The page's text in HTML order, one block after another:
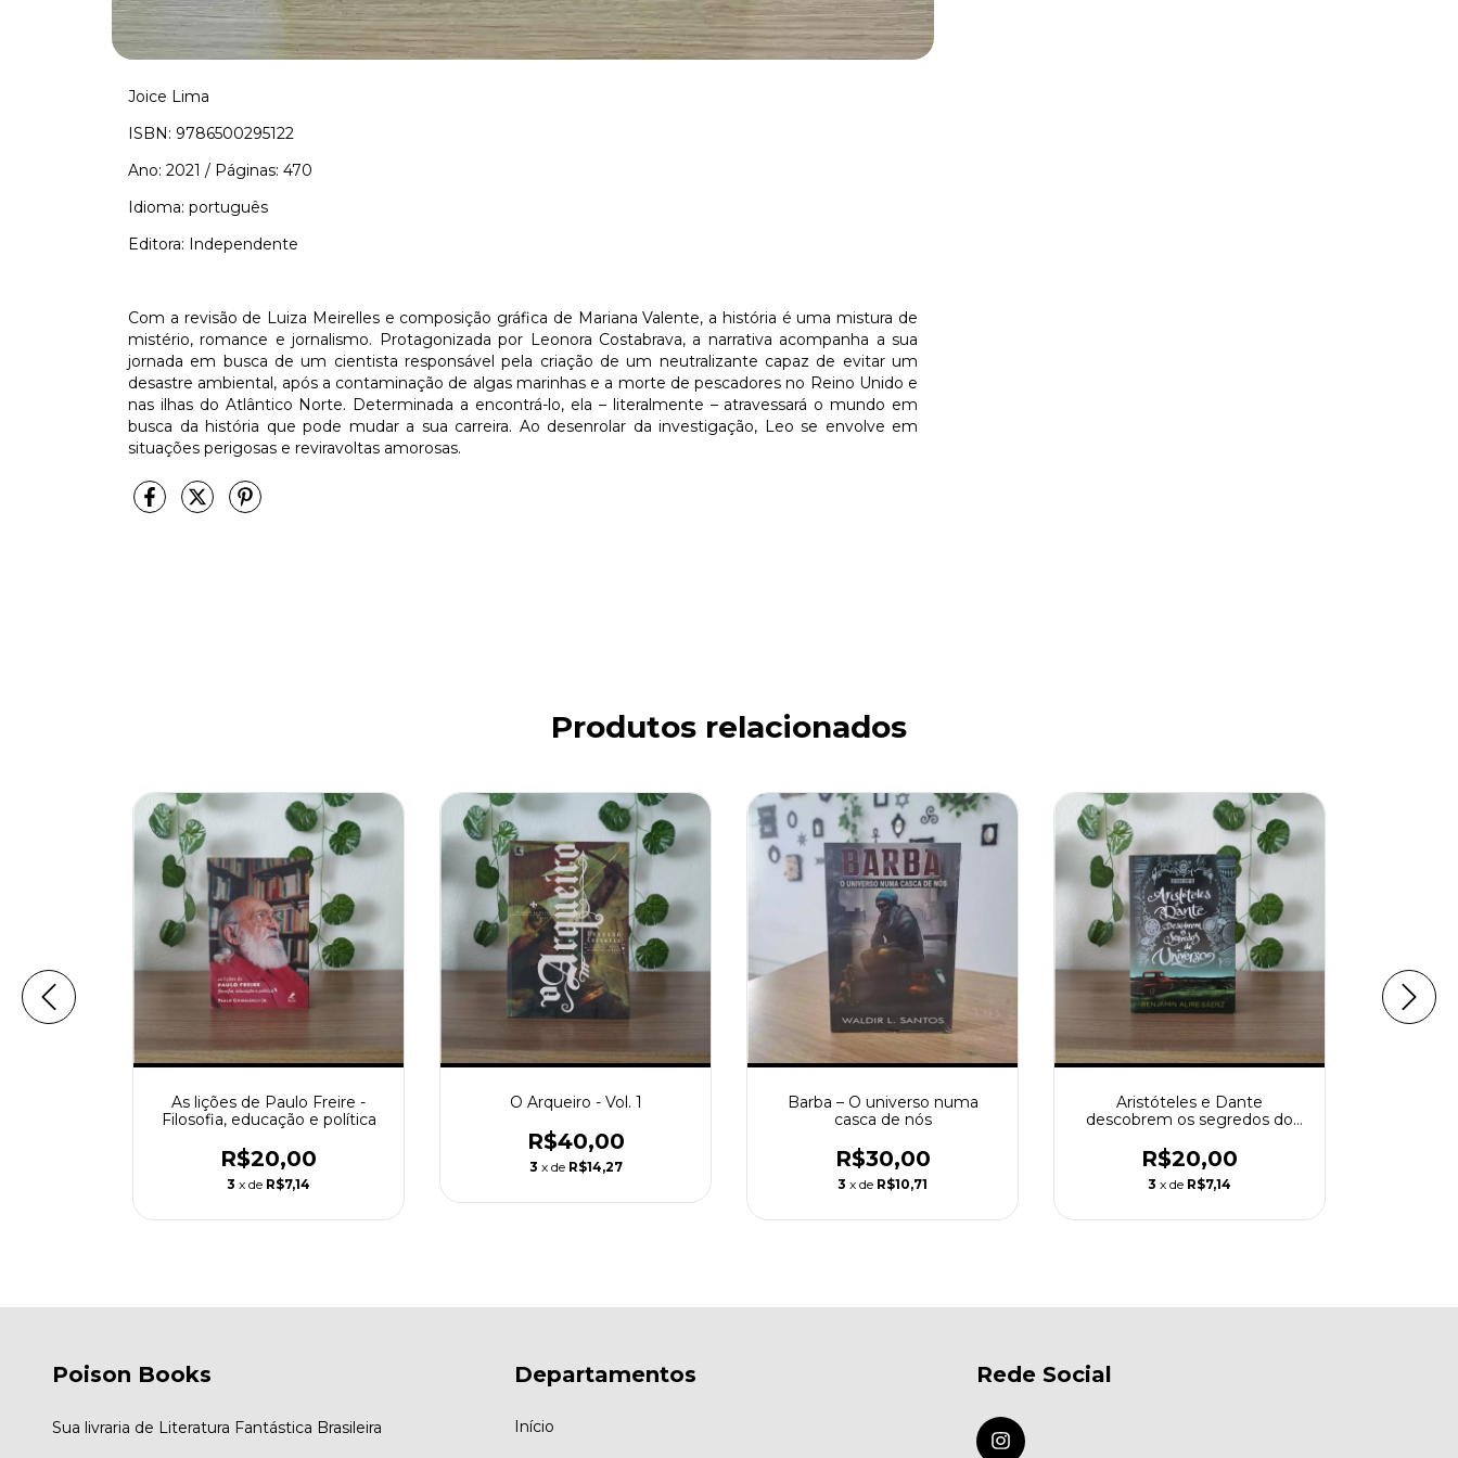
Joice Lima
ISBN: 9786500295122
Ano: 2021 / Páginas: 470
Idioma: português
Editora: Independente
Com a revisão de Luiza Meirelles e composição gráfica de Mariana Valente, a história é uma mistura de
mistério, romance e jornalismo. Protagonizada por Leonora Costabrava, a narrativa acompanha a sua
jornada em busca de um cientista responsável pela criação de um neutralizante capaz de evitar um
desastre ambiental, após a contaminação de algas marinhas e a morte de pescadores no Reino Unido e
nas ilhas do Atlântico Norte. Determinada a encontrá-lo, ela – literalmente – atravessará o mundo em
busca da história que pode mudar a sua carreira. Ao desenrolar da investigação, Leo se envolve em
situações perigosas e reviravoltas amorosas.
Produtos relacionados
As lições de Paulo Freire -
Filosofia, educação e política
R$20,00
3 x de R$7,14
O Arqueiro - Vol. 1
R$40,00
3 x de R$14,27
Barba – O universo numa
casca de nós
R$30,00
3 x de R$10,71
Aristóteles e Dante
descobrem os segredos do
R$20,00
3 x de R$7,14
Poison Books
Sua livraria de Literatura Fantástica Brasileira
Departamentos
Início
Rede Social